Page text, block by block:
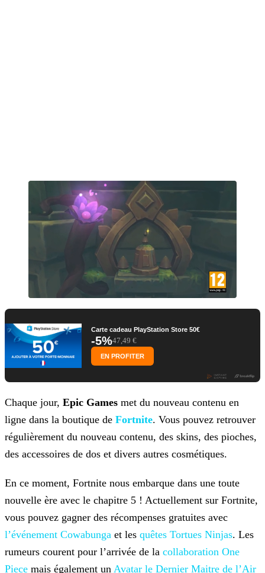
Carte cadeau PlayStation Store 50€
-5%47,49 €
EN PROFITER
Chaque jour, Epic Games met du nouveau contenu en
ligne dans la boutique de Fortnite. Vous pouvez retrouver
régulièrement du nouveau contenu, des skins, des pioches,
des accessoires de dos et divers autres cosmétiques.
En ce moment, Fortnite nous embarque dans une toute
nouvelle ère avec le chapitre 5 ! Actuellement sur Fortnite,
vous pouvez gagner des récompenses gratuites avec
l’événement Cowabunga et les quêtes Tortues Ninjas. Les
rumeurs courent pour l’arrivée de la collaboration One
Piece mais également un Avatar le Dernier Maitre de l’Air